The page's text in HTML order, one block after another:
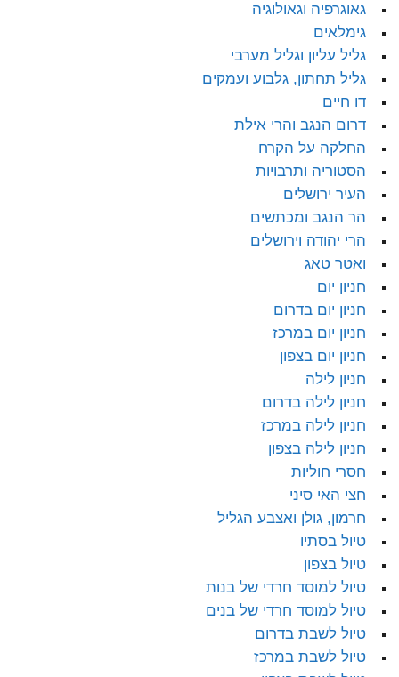
גאוגרפיה וגאולוגיה
גימלאים
גליל עליון וגליל מערבי
גליל תחתון, גלבוע ועמקים
דו חיים
דרום הנגב והרי אילת
החלקה על הקרח
הסטוריה ותרבויות
העיר ירושלים
הר הנגב ומכתשים
הרי יהודה וירושלים
ואטר טאג
חניון יום
חניון יום בדרום
חניון יום במרכז
חניון יום בצפון
חניון לילה
חניון לילה בדרום
חניון לילה במרכז
חניון לילה בצפון
חסרי חוליות
חצי האי סיני
חרמון, גולן ואצבע הגליל
טיול בסתיו
טיול בצפון
טיול למוסד חרדי של בנות
טיול למוסד חרדי של בנים
טיול לשבת בדרום
טיול לשבת במרכז